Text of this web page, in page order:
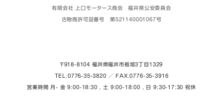
有限会社 上口モータース商会 福井県公安委員会
古物商許可証番号 第521140001067号
〒918-8104 福井県福井市板垣３丁目1329
TEL.0776-35-3820 ／ FAX.0776-35-3916
営業時間 月- 金 9:00-18:30 , 土 9:00-18:00 , 日 9:30-17:30 祝休